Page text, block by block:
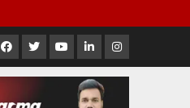
Facebook
X YoutubeLinkedInInstagram